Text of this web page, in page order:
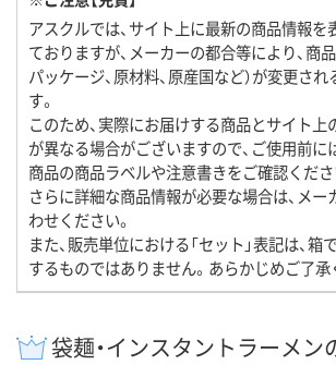
アスクルでは、サイト上に最新の商品情報を
ておりますが、メーカーの都合等により、商品
パッケージ、原材料、原産国など）が変更さ
す。
このため、実際にお届けする商品とサイト
が異なる場合がございますので、ご使用前に
商品の商品ラベルや注意書きをご確認くださ
さらに詳細な商品情報が必要な場合は、メ
わせください。
また、販売単位における「セット」表記は、
するものではありません。あらかじめご了承
袋麺・インスタントラーメン